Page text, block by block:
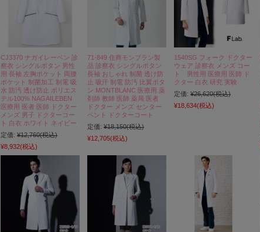
CJ3370 ナガイレーベン 診
察衣 シングルボタン 男性
用 長袖 左胸ポケット 両腰
ポケット 制菌加工 制電 吸
水 防汚 透け防止 ポリエス
テル100% NAGAILEBEN
医療用 医者 医師 ドクター
メンズ 男子 ドクターコー
ト 白衣 ホワイト ネイビー
定価: ¥12,760(税込)
¥8,932(税込)
71-849 住商モンブラン製
品 診察衣 シングルボタン
長袖 おしゃれ 制菌 透け防
止 吸汗 制電 防汚 比翼ボタ
ン MONTBLANC 医療用 薬
剤師 教師 医師 薬局 医者
ドクター メンズ センター
ベント ドクターコート
定価: ¥18,150(税込)
¥12,705(税込)
1540SG フォーク ドクター
ウェア 診察衣 メンズ コー
ト 男性用 医療用 医師 ド
クター 白衣 研究 実験
定価: ¥26,620(税込)
¥18,634(税込)